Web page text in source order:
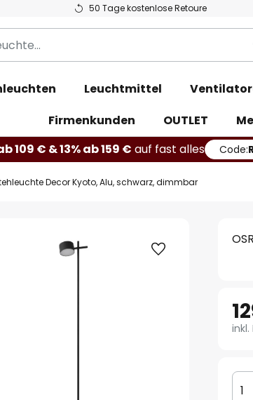
50 Tage kostenlose Retoure
Leuchtmittel
Firmenkunden
OUTLET
109 € & 13% ab 159 € auf fast alles Code:
Decor Kyoto, Alu, schwarz, dimmbar
inkl.
1